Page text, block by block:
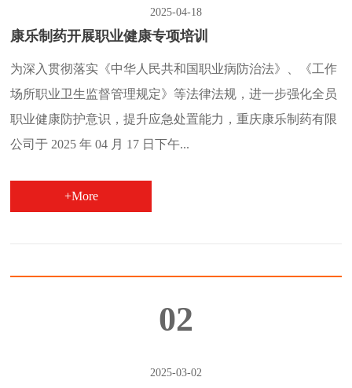
2025-04-18
康乐制药开展职业健康专项培训
为深入贯彻落实《中华人民共和国职业病防治法》、《工作
场所职业卫生监督管理规定》等法律法规，进一步强化全员
职业健康防护意识，提升应急处置能力，重庆康乐制药有限
公司于 2025 年 04 月 17 日下午...
+More
02
2025-03-02